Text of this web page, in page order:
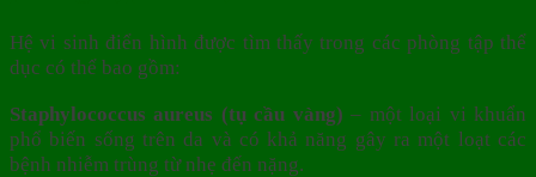
Hệ vi sinh điển hình được tìm thấy trong các phòng tập thể
dục có thể bao gồm:
Staphylococcus aureus (tụ cầu vàng) – một loại vi khuẩn
phổ biến sống trên da và có khả năng gây ra một loạt các
bệnh nhiễm trùng từ nhẹ đến nặng.